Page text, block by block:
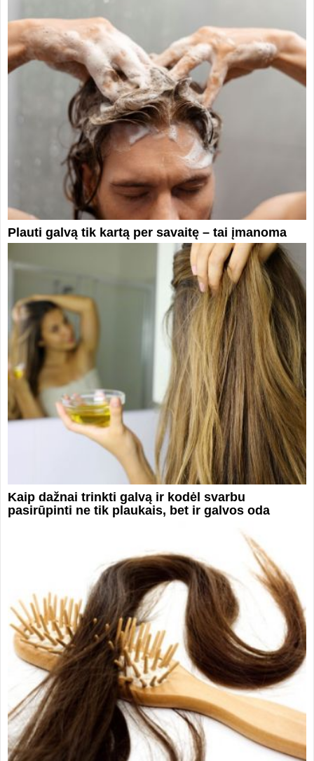
Plauti galvą tik kartą per savaitę – tai įmanoma
Kaip dažnai trinkti galvą ir kodėl svarbu
pasirūpinti ne tik plaukais, bet ir galvos oda